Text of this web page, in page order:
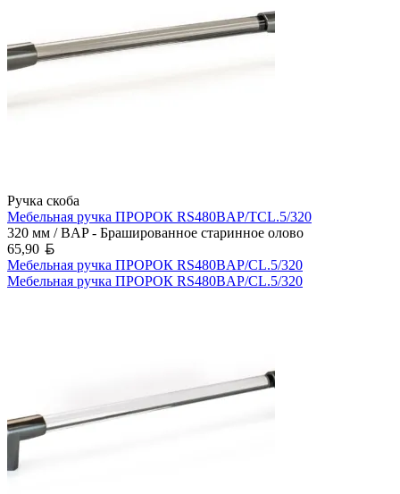
Ручка скоба
Мебельная ручка ПРОРОК RS480BAP/TCL.5/320
320 мм / BAP - Брашированное старинное олово
65,90
Мебельная ручка ПРОРОК RS480BAP/CL.5/320
Мебельная ручка ПРОРОК RS480BAP/CL.5/320